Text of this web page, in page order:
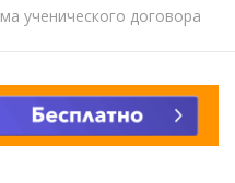
ученического договора